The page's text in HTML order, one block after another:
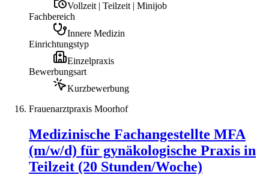
Vollzeit | Teilzeit | Minijob
Fachbereich
Innere Medizin
Einrichtungstyp
Einzelpraxis
Bewerbungsart
Kurzbewerbung
Frauenarztpraxis Moorhof
Medizinische Fachangestellte MFA
(m/w/d) für gynäkologische Praxis in
Teilzeit (20 Stunden/Woche)